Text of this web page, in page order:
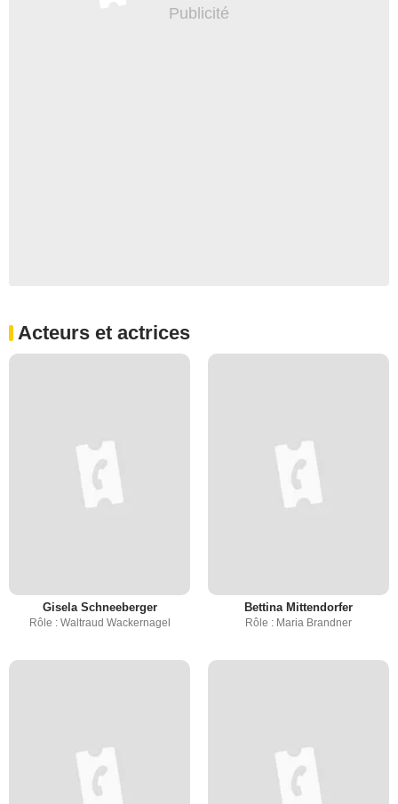
Acteurs et actrices
Gisela Schneeberger
Rôle : Waltraud Wackernagel
Bettina Mittendorfer
Rôle : Maria Brandner